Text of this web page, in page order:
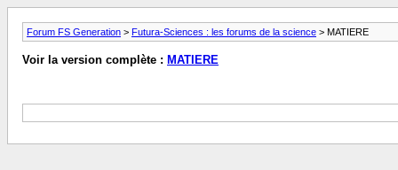
Forum FS Generation > Futura-Sciences : les forums de la science > MATIERE
Voir la version complète : MATIERE